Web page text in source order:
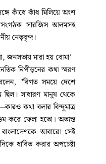
কাঁধে কাঁধ মিলিয়ে অংশ
সংগঠক সারজিস আলমসহ
নেতৃবৃন্দ।
জনসভায় মারা হয় বোমা’
নিপীড়নের কথা স্মরণ
"বিগত সময়ে দেশে
সাধারণ মানুষ থেকে
কথা বলার বিন্দুমাত্র
করে ফেলা হতো। অত্যন্ত
আবারো সেই
ধাবিত করার অপচেষ্টা